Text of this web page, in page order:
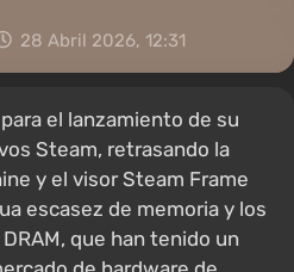
28 Abril 2026, 12:31
para el lanzamiento de su
Steam, retrasando la
y el visor Steam Frame
escasez de memoria y los
que han tenido un